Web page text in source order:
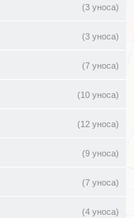
(3 уноса)
(3 уноса)
(7 уноса)
(10 уноса)
(12 уноса)
(9 уноса)
(7 уноса)
(4 уноса)